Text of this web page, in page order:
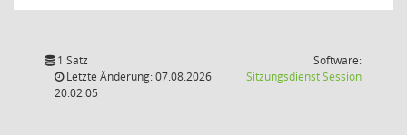
1 Satz
Letzte Änderung: 07.08.2026
20:02:05
Software:
SitzungsdienstSession(Wird in